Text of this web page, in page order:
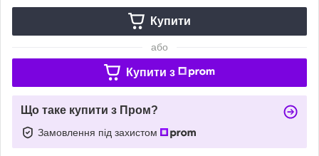
Купити
або
Купити з
Що таке купити з Пром?
Замовлення під захистом